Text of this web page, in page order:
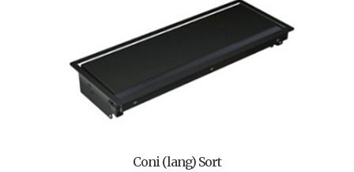
Coni (lang) Sort